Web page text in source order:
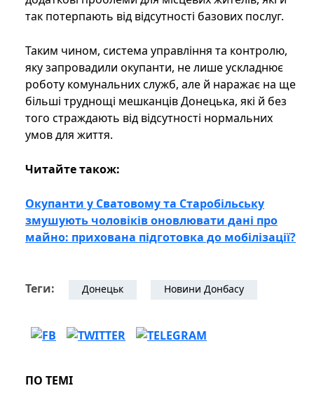
так потерпають від відсутності базових послуг.
Таким чином, система управління та контролю,
яку запровадили окупанти, не лише ускладнює
роботу комунальних служб, але й наражає на ще
більші труднощі мешканців Донецька, які й без
того страждають від відсутності нормальних
умов для життя.
Читайте також:
Окупанти у Сватовому та Старобільську
змушують чоловіків оновлювати дані про
майно: прихована підготовка до мобілізації?
Теги: Донецьк Новини Донбасу
ПО ТЕМІ